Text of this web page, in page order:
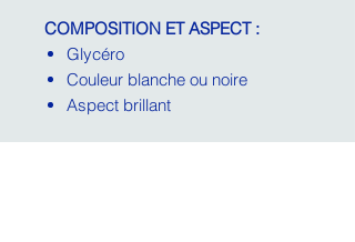
COMPOSITION ET ASPECT :
Glycéro
Couleur blanche ou noire
Aspect brillant